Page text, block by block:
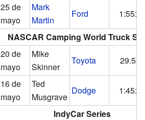
25 de
mayo
Mark
Martin
Ford
NASCAR Camping World Truck
20 de
mayo
Mike
Skinner
Toyota
29.500
16 de
mayo
Ted
Musgrave
Dodge
IndyCar Series